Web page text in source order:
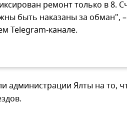
ремонт только в 8.
быть наказаны за обман",
Telegram-канале.
администрации Ялты на то,